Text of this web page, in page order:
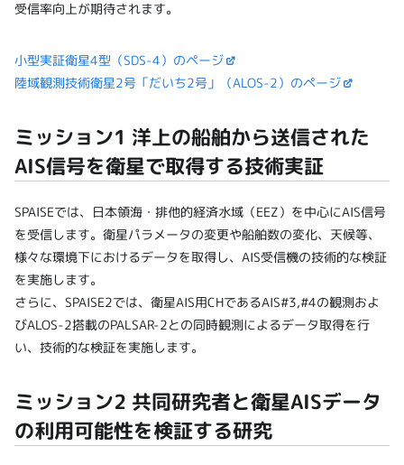
受信率向上が期待されます。
小型実証衛星4型（SDS-4）のページ
陸域観測技術衛星2号「だいち2号」（ALOS-2）のページ
ミッション1 洋上の船舶から送信された
AIS信号を衛星で取得する技術実証
SPAISEでは、日本領海・排他的経済水域（EEZ）を中心にAIS信号
を受信します。衛星パラメータの変更や船舶数の変化、天候等、
様々な環境下におけるデータを取得し、AIS受信機の技術的な検証
を実施します。
さらに、SPAISE2では、衛星AIS用CHであるAIS#3,#4の観測およ
びALOS-2搭載のPALSAR-2との同時観測によるデータ取得を行
い、技術的な検証を実施します。
ミッション2 共同研究者と衛星AISデータ
の利用可能性を検証する研究